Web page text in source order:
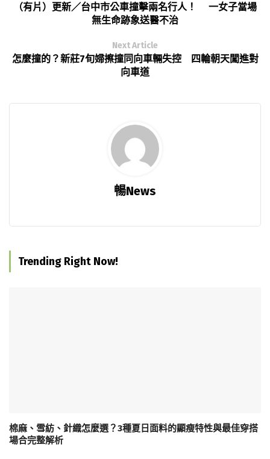
（有片）更新／台中市公車撞擊兩名行人！ 一女子當場
無生命跡象送醫不治
Next Article
怎麼撞的？新莊7旬婦擦撞同向車輛失控 四輪朝天闖進對
向車道
暢News
Trending Right Now!
棉麻、雪紡、針織怎麼選？3種夏日面料的顯瘦特性與最佳穿搭
場合完整解析